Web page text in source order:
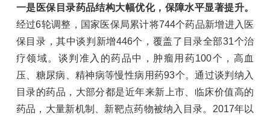
一是医保目录药品结构大幅优化，保障水平显著提升。
经过6轮调整，国家医保局累计将744个药品新增进入医
保目录，其中谈判新增446个，覆盖了目录全部31个治
疗领域。谈判准入的药品中，肿瘤用药100个，高血
压、糖尿病、精神病等慢性病用药93个。通过谈判纳入
目录的药品，大部分都是近年来新上市、临床价值高的
药品，大量新机制、新靶点药物被纳入目录。2017年以